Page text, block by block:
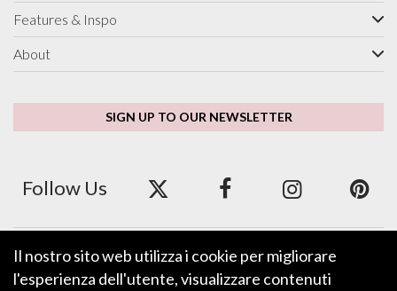
Features & Inspo
About
SIGN UP TO OUR NEWSLETTER
Follow Us
We accept ApplePay, GooglePay, PayPal and Credit/Debit Card.
Il nostro sito web utilizza i cookie per migliorare
l'esperienza dell'utente, visualizzare contenuti